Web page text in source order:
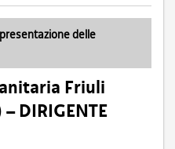
delle
Friuli
DIRIGENTE